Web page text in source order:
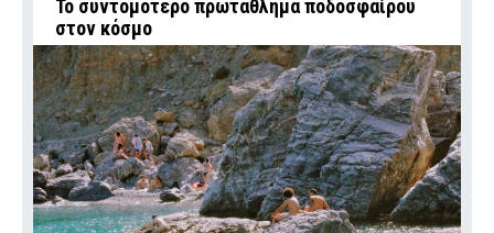
Το συντομότερο πρωτάθλημα ποδοσφαίρου
στον κόσμο